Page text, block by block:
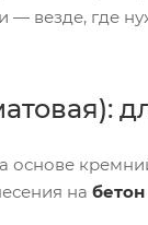
— везде, где
основе
на бетон